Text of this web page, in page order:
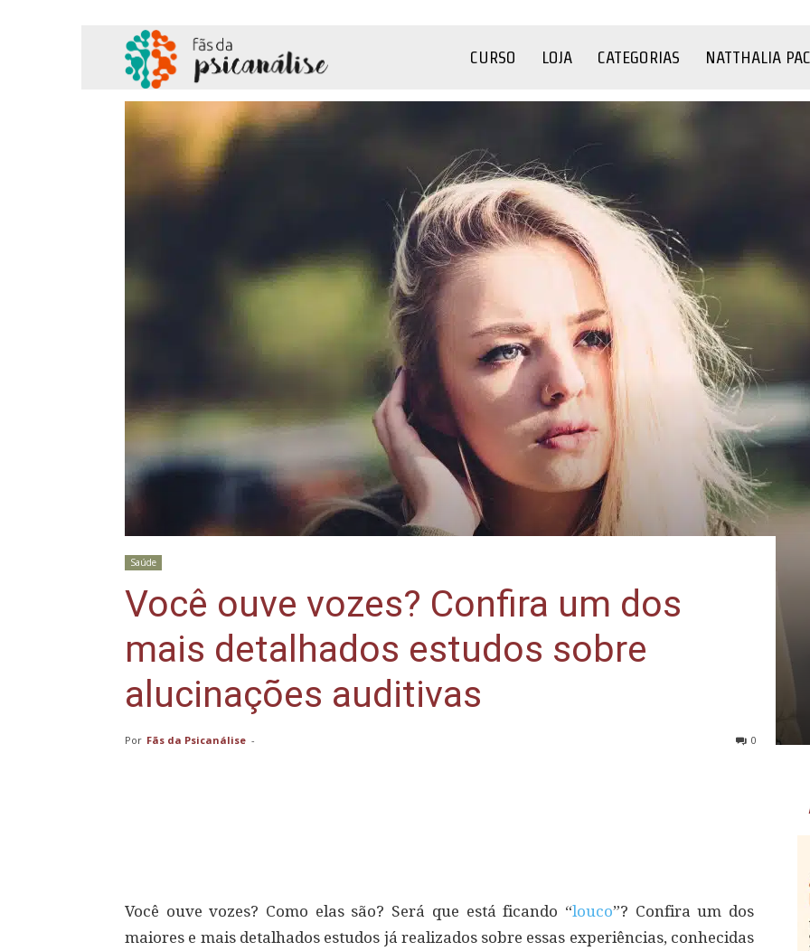
CURSO LOJA CATEGORIAS NATTHALIA
Saúde
Você ouve vozes? Confira um dos
mais detalhados estudos sobre
alucinações auditivas
Por Fãs da Psicanálise - 0
Você ouve vozes? Como elas são? Será que está ficando “louco”? Confira um dos
maiores e mais detalhados estudos já realizados sobre essas experiências, conhecidas